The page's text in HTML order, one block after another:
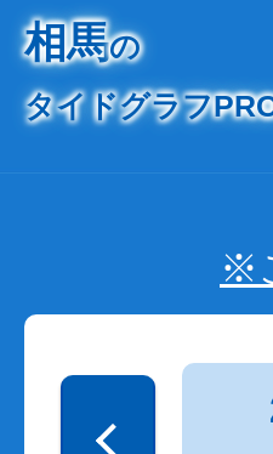
相馬の
タイドグラフ
※